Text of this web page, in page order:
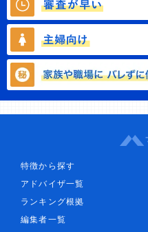
特徴から探す
アドバイザ一覧
ランキング根拠
編集者一覧